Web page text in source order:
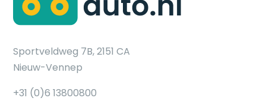
Sportveldweg 7B, 2151 CA
Nieuw-Vennep
+31 (0)6 13800800